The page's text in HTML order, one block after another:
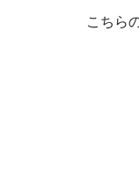
こちら